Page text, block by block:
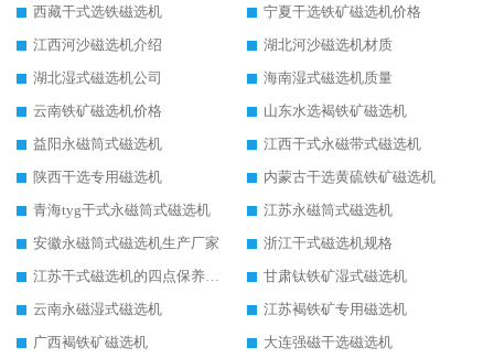
西藏干式选铁磁选机
宁夏干选铁矿磁选机价格
江西河沙磁选机介绍
湖北河沙磁选机材质
湖北湿式磁选机公司
海南湿式磁选机质量
云南铁矿磁选机价格
山东水选褐铁矿磁选机
益阳永磁筒式磁选机
江西干式永磁带式磁选机
陕西干选专用磁选机
内蒙古干选黄硫铁矿磁选机
青海tyg干式永磁筒式磁选机
江苏永磁筒式磁选机
安徽永磁筒式磁选机生产厂家
浙江干式磁选机规格
江苏干式磁选机的四点保养秘籍
甘肃钛铁矿湿式磁选机
云南永磁湿式磁选机
江苏褐铁矿专用磁选机
广西褐铁矿磁选机
大连强磁干选磁选机